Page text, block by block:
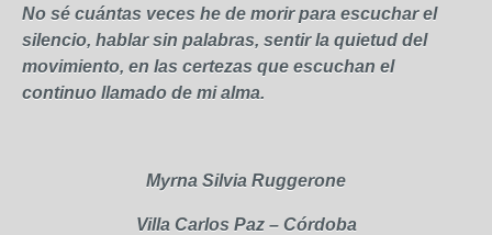
No sé cuántas veces he de morir para escuchar el
silencio, hablar sin palabras, sentir la quietud del
movimiento, en las certezas que escuchan el
continuo llamado de mi alma.
Myrna Silvia Ruggerone
Villa Carlos Paz – Córdoba